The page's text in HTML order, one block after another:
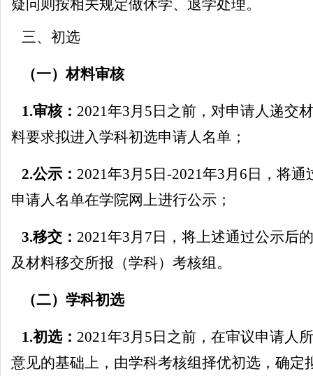
疑问则按相关规定做休学、退学处理。
三、初选
（一）材料审核
1.审核： 2021年3 月 5 日之前，对申请人递交
料要求拟进入学科初选申请人名单；
2.公示： 2021年3 月 5 日 -2021年3 月 6 日，将通
申请人名单在学院网上进行公示；
3.移交： 2021年3 月 7 日 ，将上述通过公示后
及材料移交所报（学科）考核组。
（二）学科初选
1.初选： 2021年3 月 5 日之前，在审议申请人
意见的基础上，由学科考核组择优初选，确定